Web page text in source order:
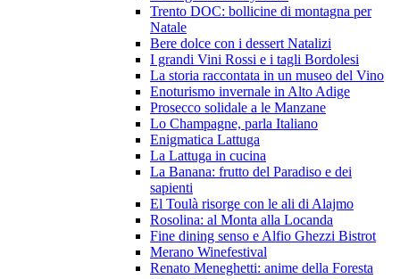
Trento DOC: bollicine di montagna per
Natale
Bere dolce con i dessert Natalizi
I grandi Vini Rossi e i tagli Bordolesi
La storia raccontata in un museo del Vino
Enoturismo invernale in Alto Adige
Prosecco solidale a le Manzane
Lo Champagne, parla Italiano
Enigmatica Lattuga
La Lattuga in cucina
La Banana: frutto del Paradiso e dei
sapienti
El Toulà risorge con le ali di Alajmo
Rosolina: al Monta alla Locanda
Fine dining senso e Alfio Ghezzi Bistrot
Merano Winefestival
Renato Meneghetti: anime della Foresta